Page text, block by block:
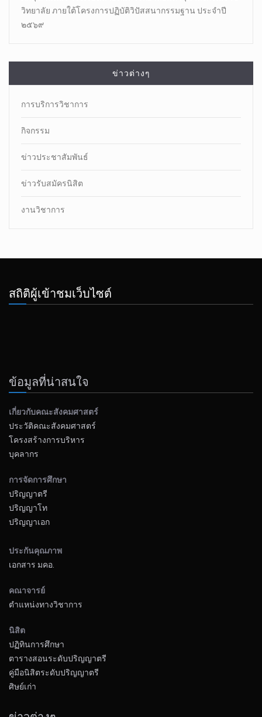
วิทยาลัย ภายใต้โครงการปฏิบัติวิปัสสนากรรมฐาน ประจำปี
๒๕๖๙
ข่าวต่างๆ
การบริการวิชาการ
กิจกรรม
ข่าวประชาสัมพันธ์
ข่าวรับสมัครนิสิต
งานวิชาการ
สถิติผู้เข้าชมเว็บไซต์
ข้อมูลที่น่าสนใจ
เกี่ยวกับคณะสังคมศาสตร์
ประวัติคณะสังคมศาสตร์
โครงสร้างการบริหาร
บุคลากร
การจัดการศึกษา
ปริญญาตรี
ปริญญาโท
ปริญญาเอก
ประกันคุณภาพ
เอกสาร มคอ.
คณาจารย์
ตำแหน่งทางวิชาการ
นิสิต
ปฏิทินการศึกษา
ตารางสอนระดับปริญญาตรี
คู่มือนิสิตระดับปริญญาตรี
ศิษย์เก่า